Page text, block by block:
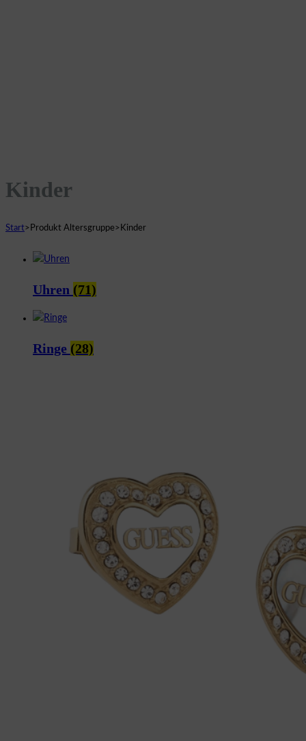
Kinder
Start> Produkt Altersgruppe> Kinder
Uhren (71)
Ringe (28)